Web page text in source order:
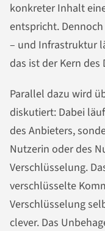
konkreter Inhalt
entspricht.
– und Infrastruktur
das ist der Kern
Parallel dazu wird
diskutiert: Dabei
des Anbieters,
Nutzerin oder des
Verschlüsselung.
verschlüsselte
Verschlüsselung
clever. Das